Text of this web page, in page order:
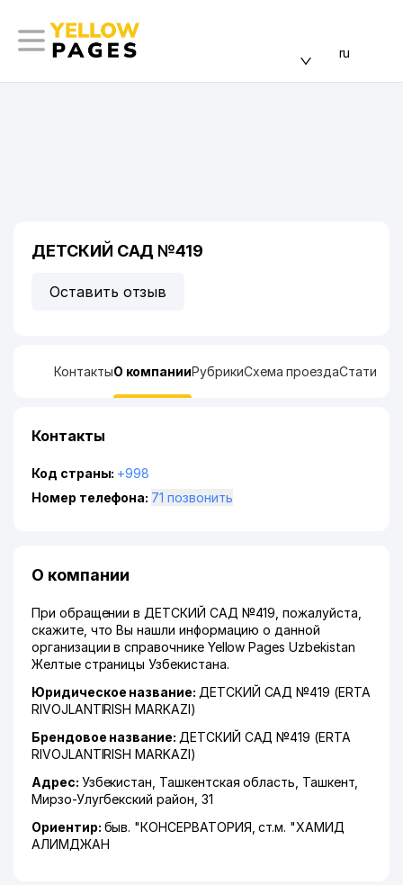
ru
ДЕТСКИЙ САД №419
Оставить отзыв
КонтактыО компанииРубрикиСхема проезда
Контакты
Код страны: +998
Номер телефона:
71 позвонить
О компании
При обращении в ДЕТСКИЙ САД №419, пожалуйста,
скажите, что Вы нашли информацию о данной
организации в справочнике Yellow Pages Uzbekistan
Желтые страницы Узбекистана.
Юридическое название: ДЕТСКИЙ САД №419 (ERTA
RIVOJLANTIRISH MARKAZI)
Брендовое название: ДЕТСКИЙ САД №419 (ERTA
RIVOJLANTIRISH MARKAZI)
Адрес: Узбекистан, Ташкентская область Ташкент,
Мирзо-Улугбекский район , 31
Ориентир: быв. "КОНСЕРВАТОРИЯ, ст.м. "ХАМИД
АЛИМДЖАН